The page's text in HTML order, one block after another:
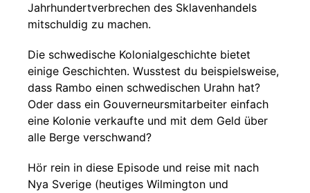
Jahrhundertverbrechen des Sklavenhandels
mitschuldig zu machen.
Die schwedische Kolonialgeschichte bietet
einige Geschichten. Wusstest du beispielsweise,
dass Rambo einen schwedischen Urahn hat?
Oder dass ein Gouverneursmitarbeiter einfach
eine Kolonie verkaufte und mit dem Geld über
alle Berge verschwand?
Hör rein in diese Episode und reise mit nach
Nya Sverige (heutiges Wilmington und